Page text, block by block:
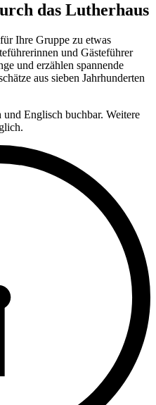
das Lutherhaus
Ihre Gruppe zu etwas
und Gästeführer
und erzählen spannende
aus sieben Jahrhunderten
Englisch buchbar. Weitere